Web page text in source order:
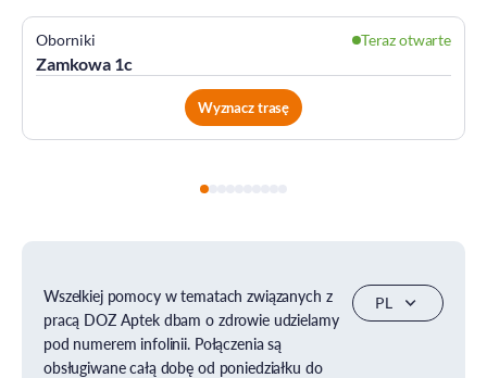
Oborniki
Zamkowa 1c
Teraz otwarte
Wyznacz trasę
Wszelkiej pomocy w tematach związanych z
pracą DOZ Aptek dbam o zdrowie udzielamy
pod numerem infolinii. Połączenia są
obsługiwane całą dobę od poniedziałku do